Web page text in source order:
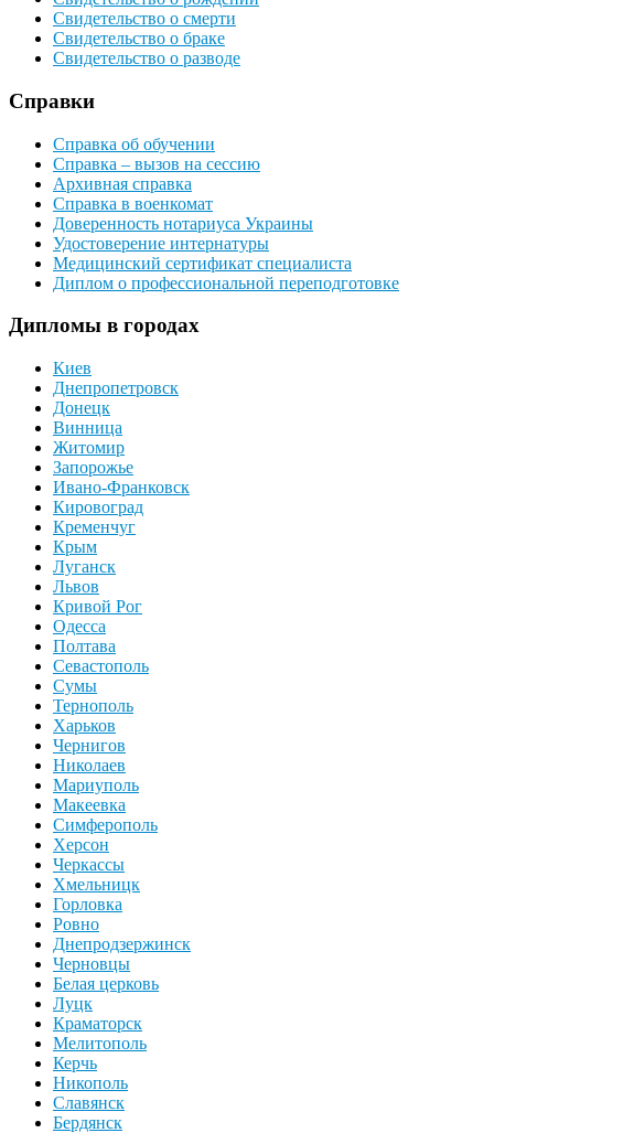
Свидетельство о смерти
Свидетельство о браке
Свидетельство о разводе
Справки
Справка об обучении
Справка – вызов на сессию
Архивная справка
Справка в военкомат
Доверенность нотариуса Украины
Удостоверение интернатуры
Медицинский сертификат специалиста
Диплом о профессиональной переподготовке
Дипломы в городах
Киев
Днепропетровск
Донецк
Винница
Житомир
Запорожье
Ивано-Франковск
Кировоград
Кременчуг
Крым
Луганск
Львов
Кривой Рог
Одесса
Полтава
Севастополь
Сумы
Тернополь
Харьков
Чернигов
Николаев
Мариуполь
Макеевка
Симферополь
Херсон
Черкассы
Хмельницк
Горловка
Ровно
Днепродзержинск
Черновцы
Белая церковь
Луцк
Краматорск
Мелитополь
Керчь
Никополь
Славянск
Бердянск